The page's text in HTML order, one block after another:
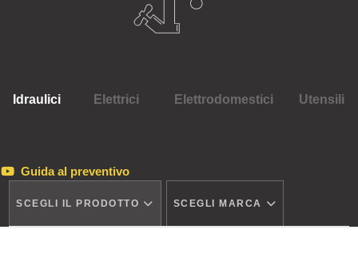
Idraulici Elettrici Elettrodomestici Utensili
Guida al preventivo
SCEGLI IL PRODOTTO SCEGLI MARCA